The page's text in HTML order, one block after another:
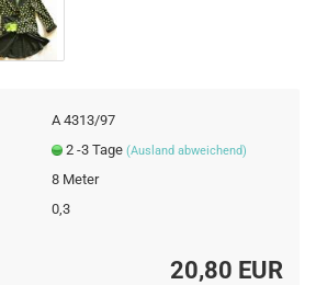
A 4313/97
2 -3 Tage (Ausland abweichend)
8 Meter
0,3
20,80 EUR